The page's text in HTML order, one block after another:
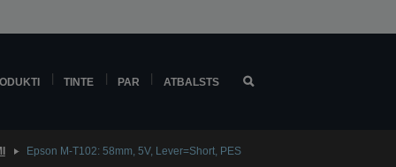
TINTE PAR ATBALSTS
Epson M-T102: 58mm, 5V, Lever=Short, PES